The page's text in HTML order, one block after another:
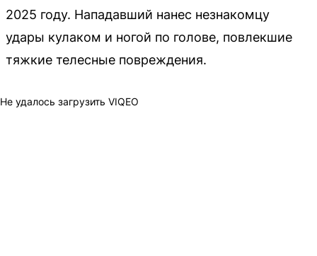
2025 году. Нападавший нанес незнакомцу
удары кулаком и ногой по голове, повлекшие
тяжкие телесные повреждения.
Не удалось загрузить VIQEO